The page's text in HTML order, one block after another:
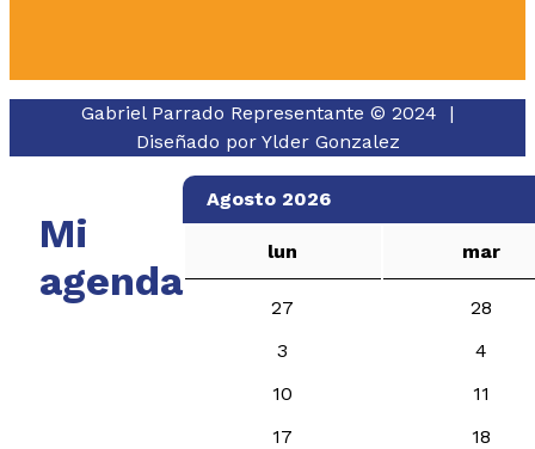
Gabriel Parrado Representante © 2024 |
Diseñado por Ylder Gonzalez
Mi
agenda
Agosto 2026
lun mar
27
28
3
4
10
11
17
18